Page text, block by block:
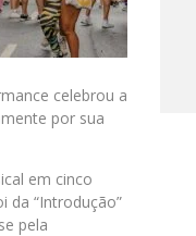
celebrou a
por sua
em cinco
da “Introdução”
pela